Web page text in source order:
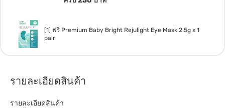
[1] ฟรี Premium Baby Bright Rejulight Eye Mask 2.5g x 1
pair
รายละเอียดสินค้า
รายละเอียดสินค้า